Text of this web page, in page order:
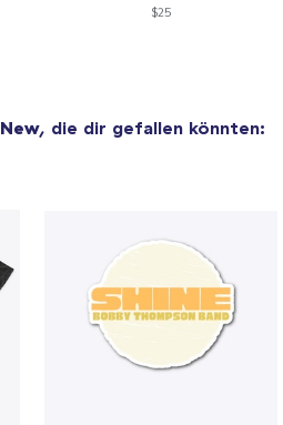
$25
New, die dir gefallen könnten: